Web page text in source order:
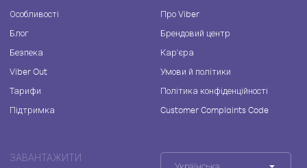
Особливості
Блог
Безпека
Viber Out
Тарифи
Підтримка
Про Viber
Брендовий центр
Кар'єра
Умови й політики
Політика конфіденційності
Customer Complaints Code
ЗАВАНТАЖИТИ